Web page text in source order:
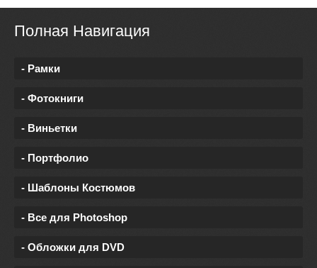
Полная Навигация
- Рамки
- Фотокниги
- Виньетки
- Портфолио
- Шаблоны Костюмов
- Все для Photoshop
- Обложки для DVD